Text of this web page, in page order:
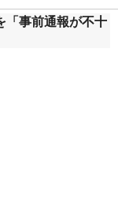
「事前通報が不十